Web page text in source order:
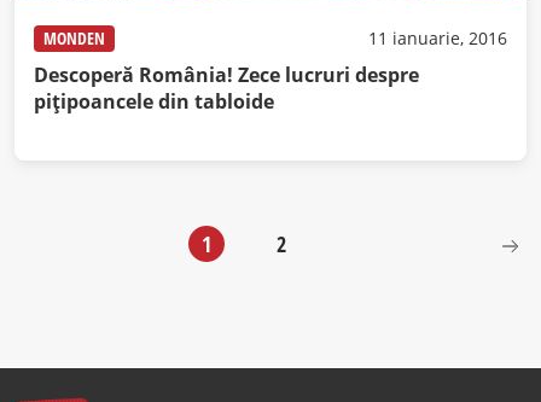
MONDEN 11 ianuarie, 2016
Descoperă România! Zece lucruri despre
pițipoancele din tabloide
1 2